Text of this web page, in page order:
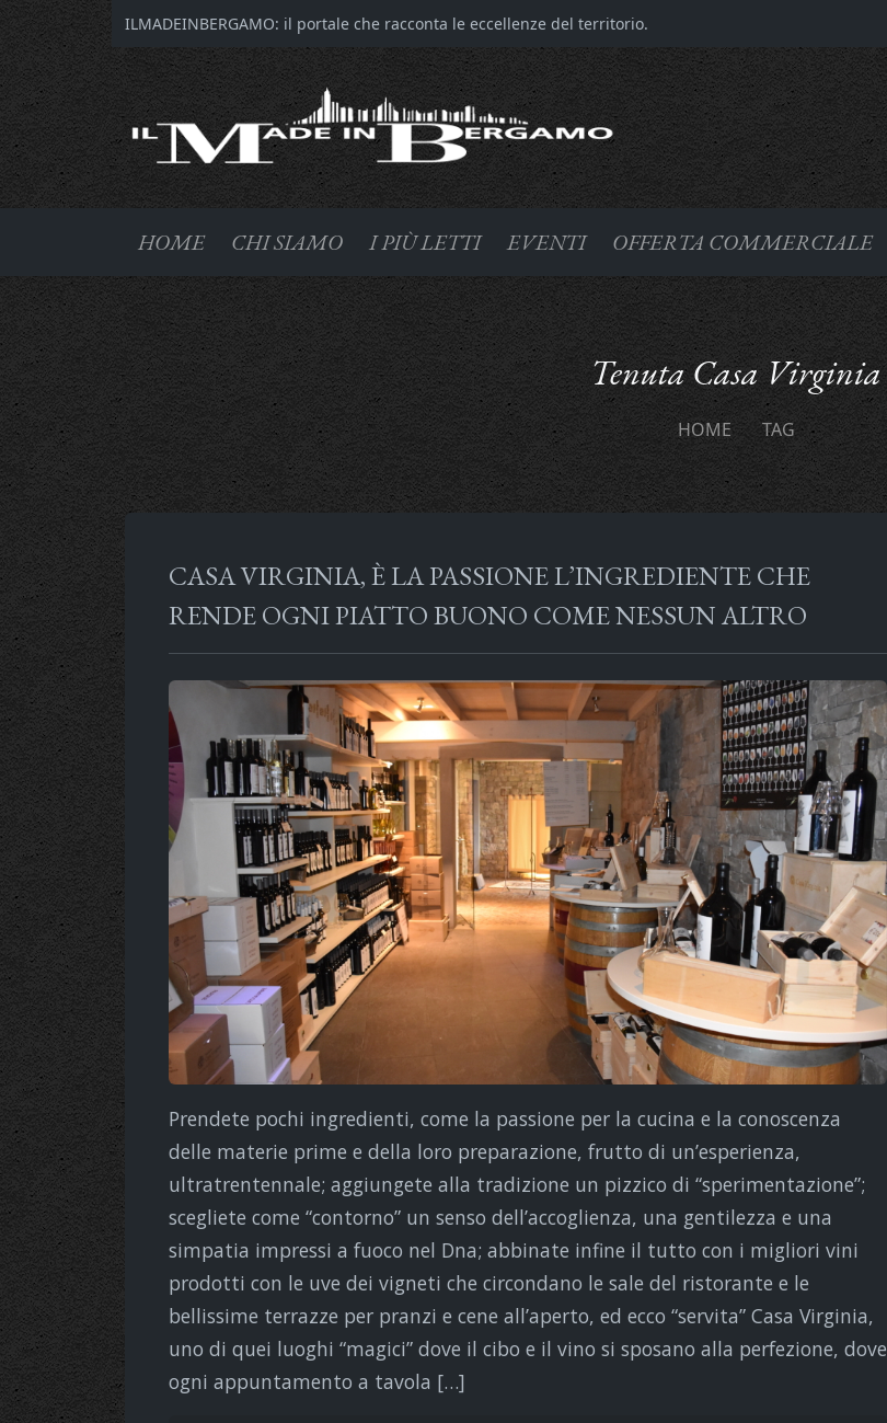
ILMADEINBERGAMO: il portale che racconta le eccellenze del territorio.
HOME CHI SIAMO I PIÙ LETTI EVENTI OFFERTA COMMERCIALE
Tenuta Casa Virginia
HOME TAG
CASA VIRGINIA, È LA PASSIONE L’INGREDIENTE CHE
RENDE OGNI PIATTO BUONO COME NESSUN ALTRO
Prendete pochi ingredienti, come la passione per la cucina e la conoscenza
delle materie prime e della loro preparazione, frutto di un’esperienza,
ultratrentennale; aggiungete alla tradizione un pizzico di “sperimentazione”;
scegliete come “contorno” un senso dell’accoglienza, una gentilezza e una
simpatia impressi a fuoco nel Dna; abbinate infine il tutto con i migliori vini
prodotti con le uve dei vigneti che circondano le sale del ristorante e le
bellissime terrazze per pranzi e cene all’aperto, ed ecco “servita” Casa Virginia,
uno di quei luoghi “magici” dove il cibo e il vino si sposano alla perfezione, dove
ogni appuntamento a tavola […]